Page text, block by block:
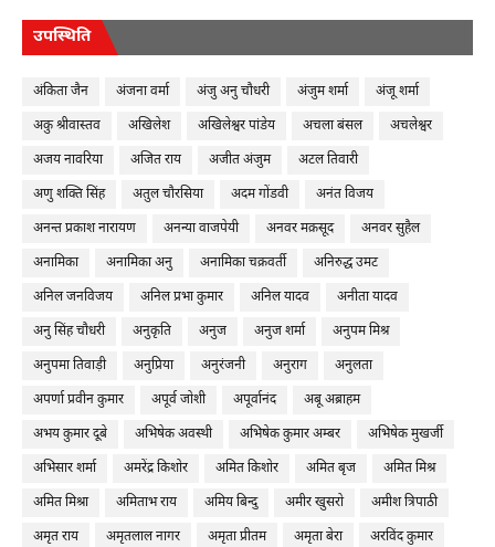
उपस्थिति
अंकिता जैन अंजना वर्मा अंजु अनु चौधरी अंजुम शर्मा
अंजू शर्मा
अकु श्रीवास्तव
अखिलेश अखिलेश्वर पांडेय अचला बंसल
अचलेश्वर
अजय नावरिया
अजित राय अजीत अंजुम
अटल तिवारी
अणु शक्ति सिंह
अतुल चौरसिया अदम गोंडवी
अनंत विजय
अनन्त प्रकाश नारायण
अनन्या वाजपेयी अनवर मक़सूद
अनवर सुहैल
अनामिका
अनामिका अनु अनामिका चक्रवर्ती
अनिरुद्ध उमट
अनिल जनविजय
अनिल प्रभा कुमार अनिल यादव
अनीता यादव
अनु सिंह चौधरी
अनुकृति अनुज अनुज शर्मा
अनुपम मिश्र
अनुपमा तिवाड़ी
अनुप्रिया अनुरंजनी अनुराग
अनुलता
अपर्णा प्रवीन कुमार
अपूर्व जोशी अपूर्वानंद
अबू अब्राहम
अभय कुमार दूबे
अभिषेक अवस्थी अभिषेक कुमार अम्बर
अभिषेक मुखर्जी
अभिसार शर्मा
अमरेंद्र किशोर अमित किशोर अमित बृज
अमित मिश्र
अमित मिश्रा
अमिताभ राय अमिय बिन्दु अमीर खुसरो
अमीश त्रिपाठी
अमृत राय
अमृतलाल नागर अमृता प्रीतम अमृता बेरा
अरविंद कुमार